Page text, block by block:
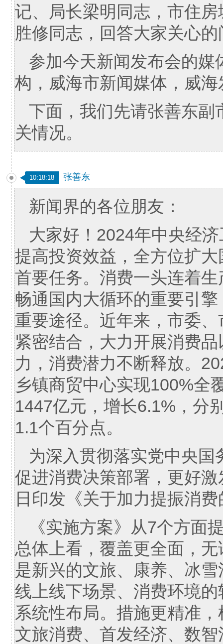
记、局长梁明同志，市住
胜修同志，回答大家关心的
参加今天新闻发布会的
构，威海市新闻媒体，威
下面，我们先请张善东副
关情况。
10:18:18 张善东
新闻界的各位朋友：
大家好！2024年中央经
提高投资效益，全方位扩
首要任务。消费一头连着
畅通国内大循环的重要引
重要途径。近年来，市委
紧密结合，大力开展消费
力，消费潜力不断释放。
乡镇商贸中心实现100%全
1447亿元，增长6.1%，分
1.1个百分点。
为深入贯彻落实党中央
促进消费决策部署，更好
日印发《关于加力提振消
《实施方案》从7个方面
总体上看，覆盖更全面，
是新兴的文旅、康养、冰
线上线下场景、消费环境
系统性布局。措施更精准
文旅消费、首发经济、数